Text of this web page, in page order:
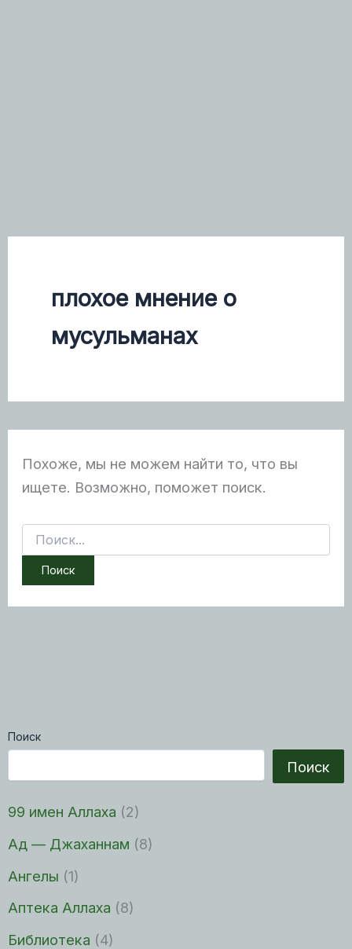
Поиск
Поиск
99 имен Аллаха (2)
Ад — Джаханнам (8)
Ангелы (1)
Аптека Аллаха (8)
Библиотека (4)
плохое мнение о
мусульманах
Похоже, мы не можем найти то, что вы
ищете. Возможно, поможет поиск.
Поиск: